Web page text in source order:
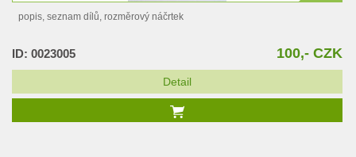
popis, seznam dílů, rozměrový náčrtek
ID: 0023005 100,- CZK
Detail